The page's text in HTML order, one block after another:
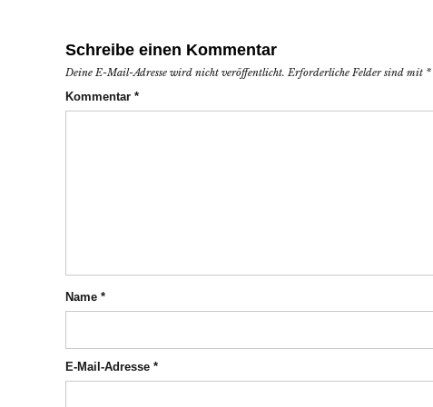
Schreibe einen Kommentar
Deine E-Mail-Adresse wird nicht veröffentlicht. Erforderliche Felder sind mit *
Kommentar *
Name *
E-Mail-Adresse *